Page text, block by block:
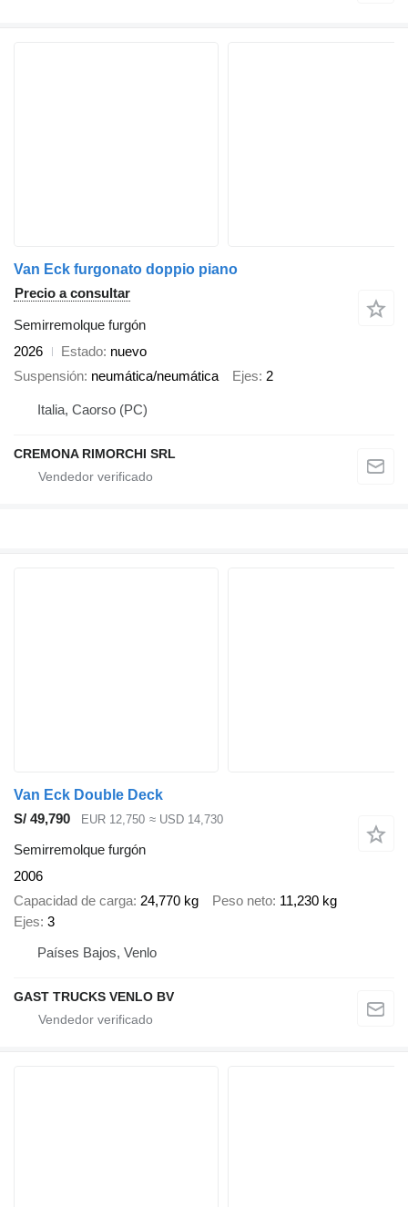
Van Eck furgonato doppio piano
Precio a consultar
Semirremolque furgón
2026
Estado nuevo
Suspensión neumática/neumática Ejes 2
Italia, Caorso (PC)
CREMONA RIMORCHI SRL
Van Eck Double Deck
S/ 49,790
EUR 12,750 ≈ USD 14,730
Semirremolque furgón
2006
Capacidad de carga 24,770 kg Peso neto 11,230 kg
Ejes 3
Países Bajos, Venlo
GAST TRUCKS VENLO BV